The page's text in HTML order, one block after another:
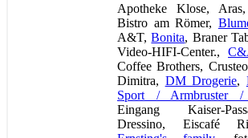
Apotheke Klose,
Bistro am Römer,
A&T,Bonita, Braner
Video-HIFI-Center.,
Coffee Brothers,
Dimitra, DM Drogerie,
Sport / Armbruster /
Eingang Kaiser-
Dressino, Eiscafé